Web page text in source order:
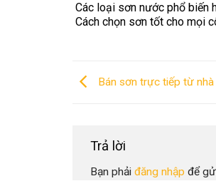
Các loại sơn nước phổ biến
Cách chọn sơn tốt cho mọi
Bán sơn trực tiếp từ
Trả lời
Bạn phải đăng nhập để